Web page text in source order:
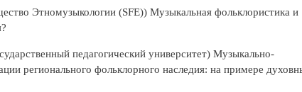
Этномузыкологии (SFE)) Музыкальная фольклористика и
педагогический университет) Музыкально-
регионального фольклорного наследия: на примере